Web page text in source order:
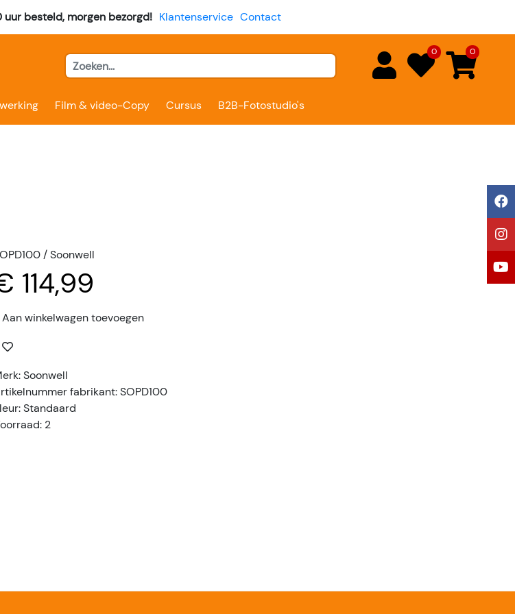
uur besteld, morgen bezorgd! Klantenservice Contact
0 0
Film & video-Copy Cursus B2B-Fotostudio's
/ Soonwell
114,99
Aan winkelwagen toevoegen
Soonwell
fabrikant: SOPD100
Standaard
2